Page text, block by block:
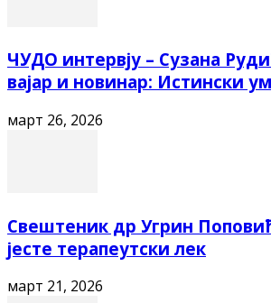
ЧУДО интервју – Сузана
вајар и новинар: Истински
март 26, 2026
Свештеник др Угрин
јесте терапеутски лек
март 21, 2026